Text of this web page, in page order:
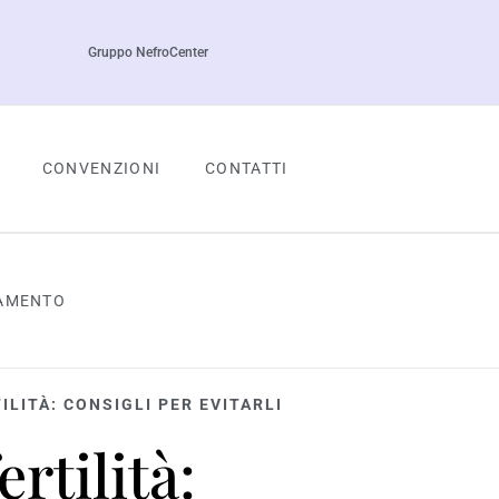
Gruppo NefroCenter
CONVENZIONI CONTATTI
CONSIGLI PER EVITARLI